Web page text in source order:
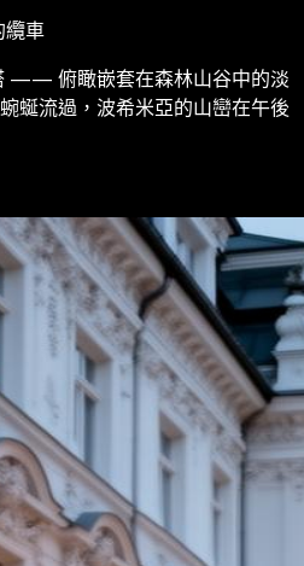
纜車
—— 俯瞰嵌套在森林山谷中的淡
蜒流過，波希米亞的山巒在午後